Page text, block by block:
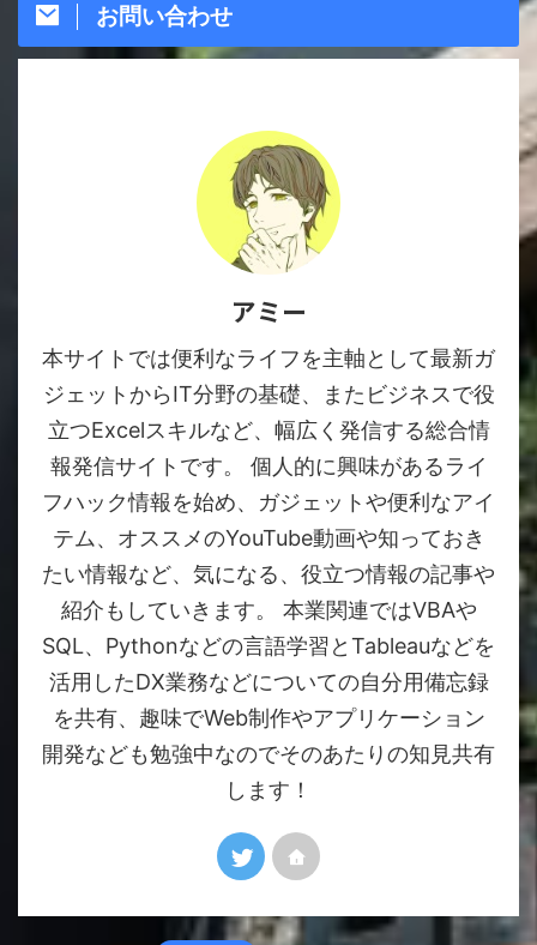
お問い合わせ
アミー
本サイトでは便利なライフを主軸として最新ガ
ジェットからIT分野の基礎、またビジネスで役
立つExcelスキルなど、幅広く発信する総合情
報発信サイトです。 個人的に興味があるライ
フハック情報を始め、ガジェットや便利なアイ
テム、オススメのYouTube動画や知っておき
たい情報など、気になる、役立つ情報の記事や
紹介もしていきます。 本業関連ではVBAや
SQL、Pythonなどの言語学習とTableauなどを
活用したDX業務などについての自分用備忘録
を共有、趣味でWeb制作やアプリケーション
開発なども勉強中なのでそのあたりの知見共有
します！